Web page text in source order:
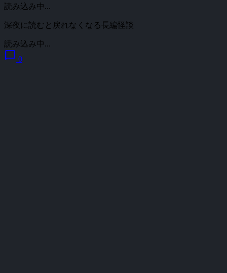
読み込み中...
深夜に読むと戻れなくなる長編怪談
読み込み中...
chat_bubble 0